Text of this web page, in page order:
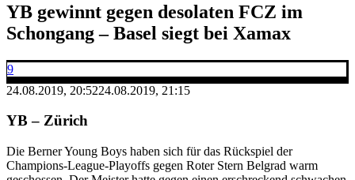
YB gewinnt gegen desolaten FCZ im
Schongang – Basel siegt bei Xamax
9
24.08.2019, 20:5224.08.2019, 21:15
YB – Zürich
Die Berner Young Boys haben sich für das Rückspiel der
Champions-League-Playoffs gegen Roter Stern Belgrad warm